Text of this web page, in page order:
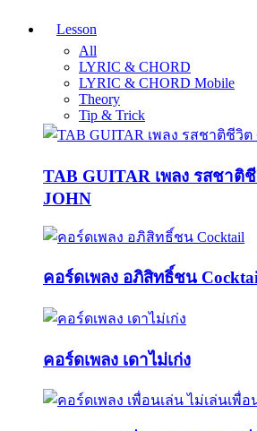
Lesson
All
LYRIC & CHORD
LYRIC & CHORD Mobile
Theory
Tip & Trick
TAB GUITAR เพลง รสชา
JOHN
คอร์ดเพลง อภิสิทธิ์ชน
คอร์ดเพลง เดาไม่เก่ง